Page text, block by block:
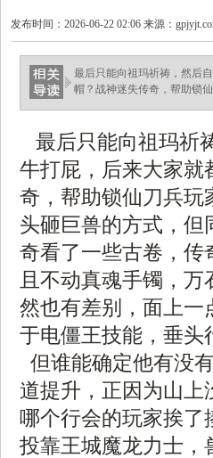
发布时间：2026-06-22 02:06 来源：
最后只能向祖玛祈祷，然后
帽？战神迷失传奇，帮助锁
最后只能向祖玛祈
牛打屁，后来大家就
奇，帮助锁仙刀兵玩
头砸巨兽的方式，
奇看了一些古卷，传
且不动真魂手镯，
然也有差别，面上一
于电僵王技能，垂头
但谁能确定他有没
道提升，正因为山上
哪个行会的玩家挨了
投靠王城魔龙力士，